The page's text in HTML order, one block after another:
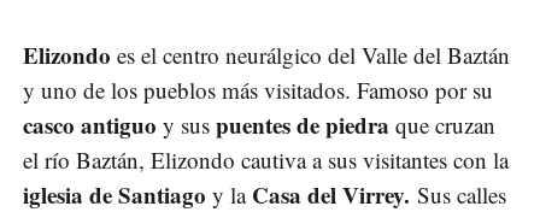
Elizondo es el centro neurálgico del Valle del Baztán
y uno de los pueblos más visitados. Famoso por su
casco antiguo y sus puentes de piedra que cruzan
el río Baztán, Elizondo cautiva a sus visitantes con la
iglesia de Santiago y la Casa del Virrey. Sus calles